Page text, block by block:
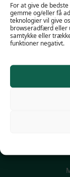
For at give de
gemme og/eller få
teknologier vil give
browseradfærd eller
samtykke eller
funktioner negativt.